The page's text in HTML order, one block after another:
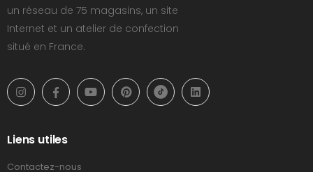
un réseau de 75 magasins, un site
Internet et un atelier de confection
situé en France.
Liens utiles
Contactez-nous